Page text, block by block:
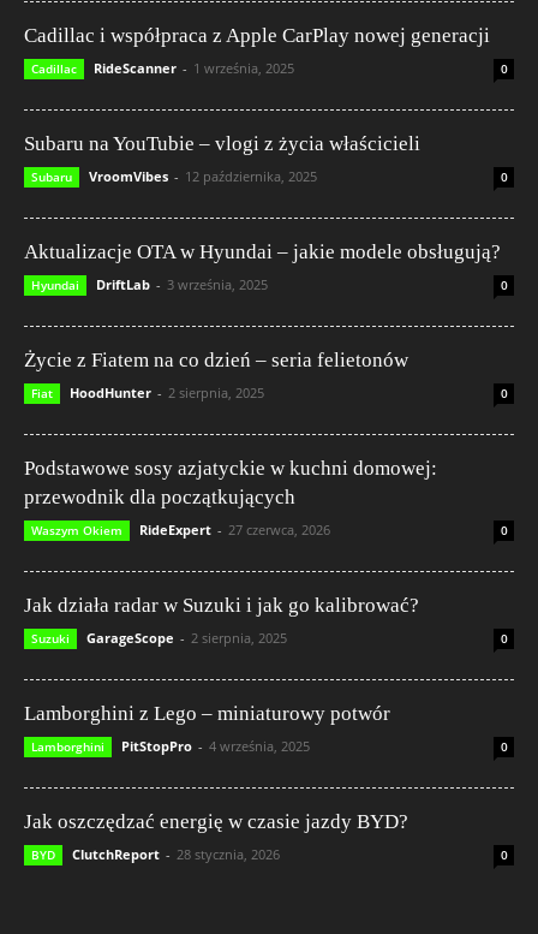
Cadillac i współpraca z Apple CarPlay nowej generacji
Cadillac RideScanner - 1 września, 2025 0
Subaru na YouTubie – vlogi z życia właścicieli
Subaru VroomVibes - 12 października, 2025 0
Aktualizacje OTA w Hyundai – jakie modele obsługują?
Hyundai DriftLab - 3 września, 2025 0
Życie z Fiatem na co dzień – seria felietonów
Fiat HoodHunter - 2 sierpnia, 2025 0
Podstawowe sosy azjatyckie w kuchni domowej:
przewodnik dla początkujących
Waszym Okiem RideExpert - 27 czerwca, 2026 0
Jak działa radar w Suzuki i jak go kalibrować?
Suzuki GarageScope - 2 sierpnia, 2025 0
Lamborghini z Lego – miniaturowy potwór
Lamborghini PitStopPro - 4 września, 2025 0
Jak oszczędzać energię w czasie jazdy BYD?
BYD ClutchReport - 28 stycznia, 2026 0